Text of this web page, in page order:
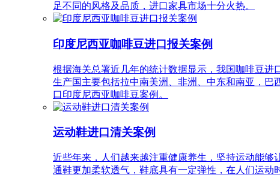
足不同的风格及品质，进口家具市场十分火热。
印度尼西亚咖啡豆进口报关案例
根据海关总署近几年的统计数据显示，我国咖啡豆
生产国主要包括拉中南美洲、非洲、中东和南亚，
口印度尼西亚咖啡豆案例。
运动鞋进口清关案例
近些年来，人们越来越注重健康养生，坚持运动能
通鞋更加柔软透气，鞋底具有一定弹性，在人们运